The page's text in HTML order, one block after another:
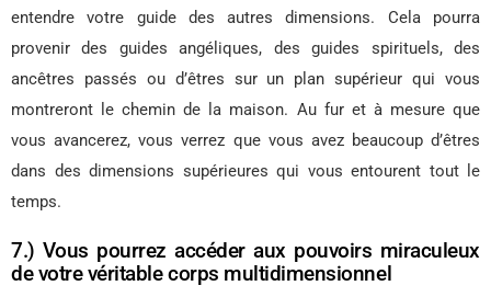
entendre votre guide des autres dimensions. Cela pourra
provenir des guides angéliques, des guides spirituels, des
ancêtres passés ou d’êtres sur un plan supérieur qui vous
montreront le chemin de la maison. Au fur et à mesure que
vous avancerez, vous verrez que vous avez beaucoup d’êtres
dans des dimensions supérieures qui vous entourent tout le
temps.
7.) Vous pourrez accéder aux pouvoirs miraculeux
de votre véritable corps multidimensionnel